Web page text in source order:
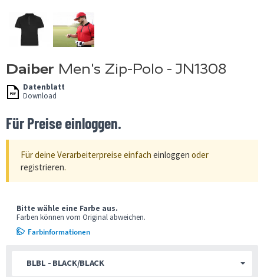
Daiber Men's Zip-Polo - JN1308
Datenblatt
Download
Für Preise einloggen.
Für deine Verarbeiterpreise einfach einloggen oder
registrieren.
BLBL - BLACK/BLACK
Bitte wähle eine Farbe aus.
Farben können vom Original abweichen.
Farbinformationen